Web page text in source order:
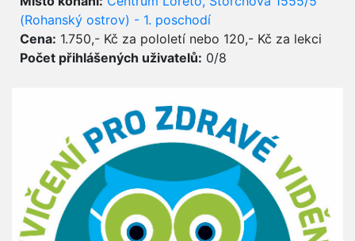
(Rohanský ostrov) - 1. poschodí
Cena: 1.750,- Kč za pololetí nebo 120,- Kč za lekci
Počet přihlášených uživatelů: 0/8